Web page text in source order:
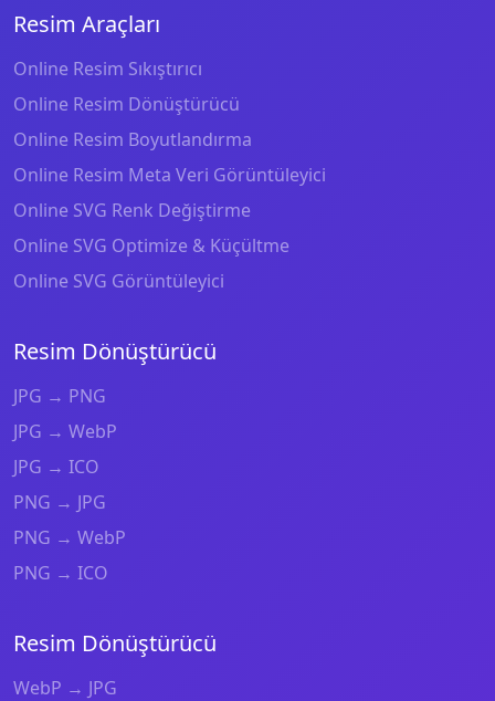
Resim Araçları
Online Resim Sıkıştırıcı
Online Resim Dönüştürücü
Online Resim Boyutlandırma
Online Resim Meta Veri Görüntüleyici
Online SVG Renk Değiştirme
Online SVG Optimize & Küçültme
Online SVG Görüntüleyici
Resim Dönüştürücü
JPG → PNG
JPG → WebP
JPG → ICO
PNG → JPG
PNG → WebP
PNG → ICO
Resim Dönüştürücü
WebP → JPG